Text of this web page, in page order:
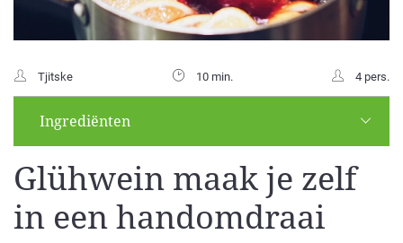
Tjitske 10 min. 4 pers.
Ingrediënten
Glühwein maak je zelf
in een handomdraai